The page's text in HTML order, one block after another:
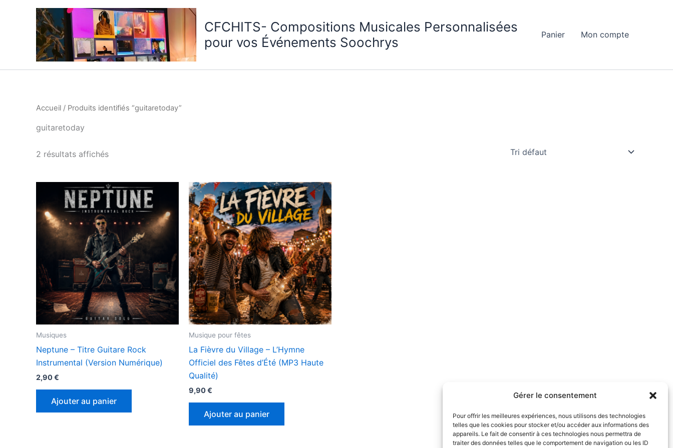
Gérer le consentement
Pour offrir les meilleures expériences, nous utilisons des technologies
telles que les cookies pour stocker et/ou accéder aux informations des
appareils. Le fait de consentir à ces technologies nous permettra de
traiter des données telles que le comportement de navigation ou les ID
CFCHITS- Compositions Musicales Personnalisées
pour vos Événements Soochrys
Panier Mon compte
Accueil / Produits identifiés “guitaretoday”
guitaretoday
2 résultats affichés
Musiques
Neptune – Titre Guitare Rock
Instrumental (Version Numérique)
2,90€
Ajouter au panier
Musique pour fêtes
La Fièvre du Village – L’Hymne
Officiel des Fêtes d’Été (MP3 Haute
Qualité)
9,90€
Ajouter au panier